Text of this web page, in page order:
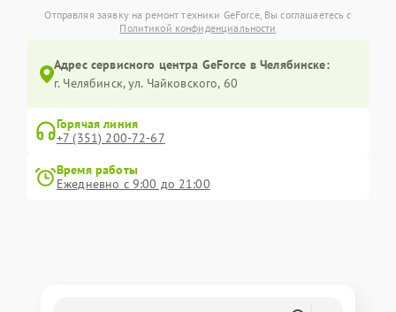
Отправляя заявку на ремонт техники GeForce, Вы соглашаетесь с
Политикой конфиденциальности
Адрес сервисного центра GeForce в Челябинске:
г. Челябинск, ул. Чайковского, 60
Горячая линия
+7 (351) 200-72-67
Время работы
Ежедневно с 9:00 до 21:00